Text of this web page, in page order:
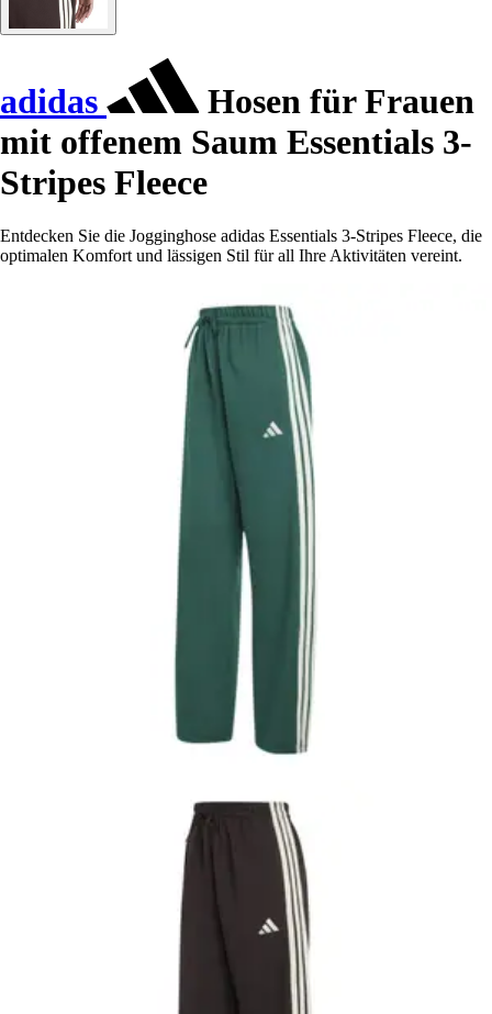
adidas
Hosen für Frauen
mit offenem Saum Essentials 3-
Stripes Fleece
Entdecken Sie die Jogginghose adidas Essentials 3-Stripes Fleece, die
optimalen Komfort und lässigen Stil für all Ihre Aktivitäten vereint.